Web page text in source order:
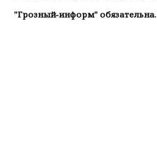
"Грозный-информ" обязательна.